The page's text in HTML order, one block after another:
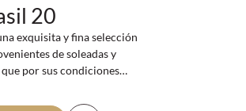
20
exquisita y fina selección
de soleadas y
que por sus condiciones
es un cobrizo maravilloso,